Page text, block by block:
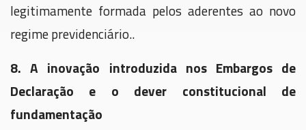
legitimamente formada pelos aderentes ao novo
regime previdenciário..
8. A inovação introduzida nos Embargos de
Declaração e o dever constitucional de
fundamentação